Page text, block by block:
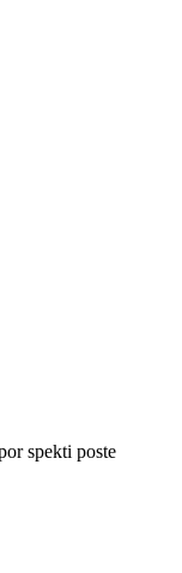
spekti poste